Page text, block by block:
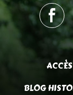
ACCÈS
BLOG